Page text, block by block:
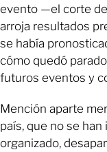
evento —el corte
arroja resultados
se había
cómo quedó
futuros eventos y
Mención aparte
país, que no se
organizado,